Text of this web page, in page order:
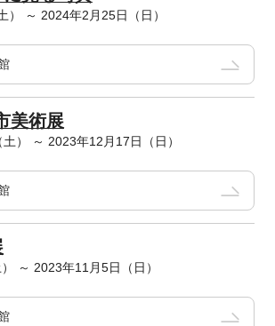
） ～ 2024年2月25日（日）
美術展
） ～ 2023年12月17日（日）
～ 2023年11月5日（日）